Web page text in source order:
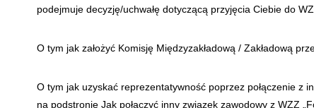
podejmuje decyzję/uchwałę dotyczącą przyjęcia Ciebie do
O tym jak założyć Komisję Międzyzakładową / Zakładową
O tym jak uzyskać reprezentatywność poprzez połączenie z
na podstronie Jak połączyć inny związek zawodowy z WZZ